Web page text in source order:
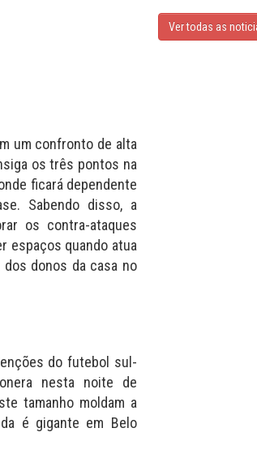
um confronto de alta
os três pontos na
ficará dependente
Sabendo disso, a
os contra-ataques
espaços quando atua
donos da casa no
do futebol sul-
nesta noite de
tamanho moldam a
é gigante em Belo
Ver todas as